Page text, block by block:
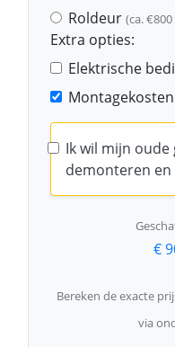
Roldeur (ca.
Extra opties:
Elektrische
Montagekosten
Ik wil mijn
demonteren en
€
Bereken de exacte
via